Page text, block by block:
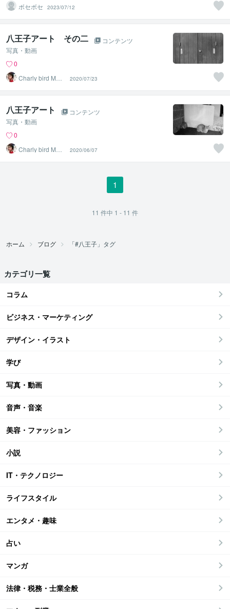
ボセボセ 2023/07/12
八王子アート その二
コンテンツ
写真・動画
0
Charly bird MUF
2020/07/23
八王子アート
コンテンツ
写真・動画
0
Charly bird MUF
2020/06/07
1
11 件中 1 - 11 件
ホーム ブログ 「#八王子」タグ
カテゴリ一覧
コラム
ビジネス・マーケティング
デザイン・イラスト
学び
写真・動画
音声・音楽
美容・ファッション
小説
IT・テクノロジー
ライフスタイル
エンタメ・趣味
占い
マンガ
法律・税務・士業全般